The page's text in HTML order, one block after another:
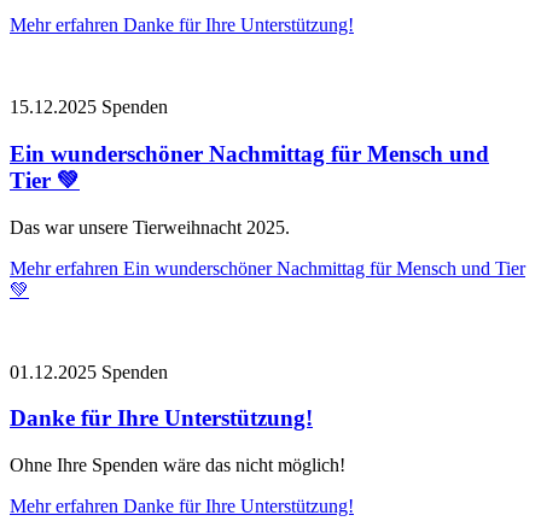
Mehr erfahren Danke für Ihre Unterstützung!
15.12.2025 Spenden
Ein wunderschöner Nachmittag für Mensch und
Tier 💚
Das war unsere Tierweihnacht 2025.
Mehr erfahren Ein wunderschöner Nachmittag für Mensch und Tier
💚
01.12.2025 Spenden
Danke für Ihre Unterstützung!
Ohne Ihre Spenden wäre das nicht möglich!
Mehr erfahren Danke für Ihre Unterstützung!